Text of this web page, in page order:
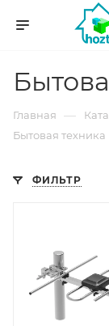
Главная —
Бытовая техника
ФИЛЬТР